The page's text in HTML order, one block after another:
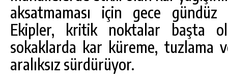
aksatmaması için gece gündüz
Ekipler, kritik noktalar başta
sokaklarda kar küreme, tuzlama
aralıksız sürdürüyor.